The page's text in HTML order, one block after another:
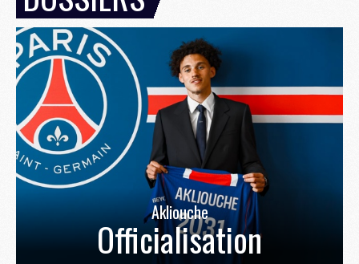
Akliouche
Officialisation